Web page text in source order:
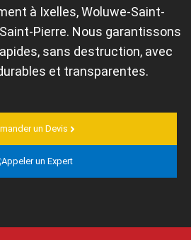
à Ixelles, Woluwe-Saint-
Pierre. Nous garantissons
sans destruction, avec
et transparentes.
un Devis
Appeler un Expert